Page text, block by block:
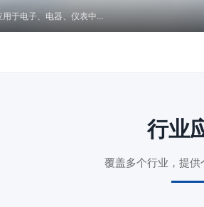
于电子、电器、仪表中...
行业
覆盖多个行业，提